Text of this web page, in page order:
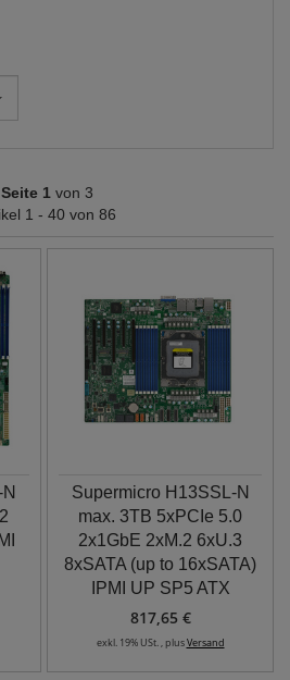
Seite 1 von 3
1 - 40 von 86
Supermicro H13SSL-N
max. 3TB 5xPCIe 5.0
2x1GbE 2xM.2 6xU.3
8xSATA (up to 16xSATA)
IPMI UP SP5 ATX
817,65 €
exkl. 19% USt. , plusVersand